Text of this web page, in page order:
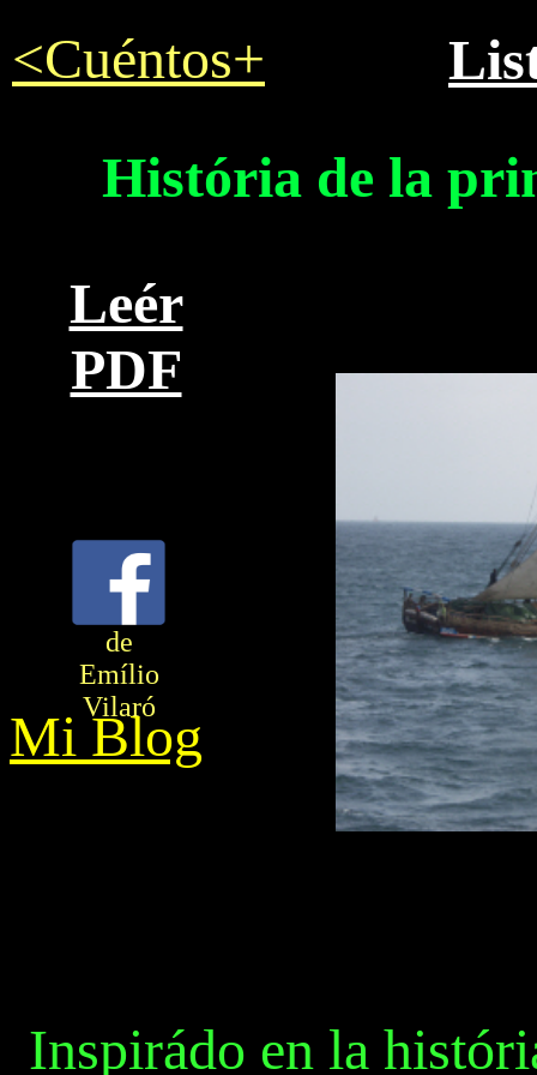
História de la
Inspirádo en la
<Cuéntos+
Leér
PDF
de
Emílio
Vilaró
Mi Blog